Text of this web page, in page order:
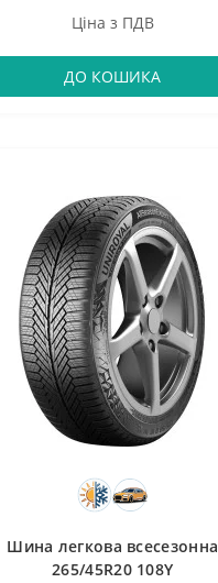
Ціна з ПДВ
ДО КОШИКА
Шина легкова всесезонна
265/45R20 108Y